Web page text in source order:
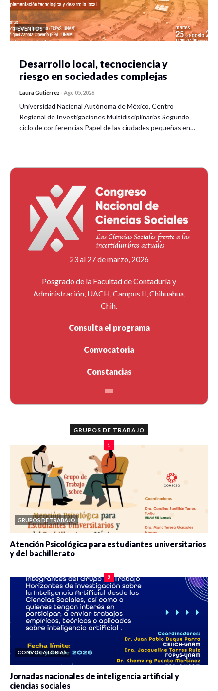
EVENTOS
Desarrollo local, tecnociencia y
riesgo en sociedades complejas
Laura Gutiérrez -Ago 05, 2026
Universidad Nacional Autónoma de México, Centro
Regional de Investigaciones Multidisciplinarias Segundo
ciclo de conferencias Papel de las ciudades pequeñas en…
23 al 27 de marzo, 2026
Posgrado de la Facultad de Contaduría y
Administración, UACH, Campus II, Chihuahua,
Chih.
Consulta el programa
Convocatoria
Constancias
GRUPOS DE TRABAJO
1
GRUPOS DE TRABAJO
Atención Psicológica para estudiantes universitarios
y del bachillerato
2
CONVOCATORIAS
Jornadas nacionales de inteligencia artificial y
ciencias sociales